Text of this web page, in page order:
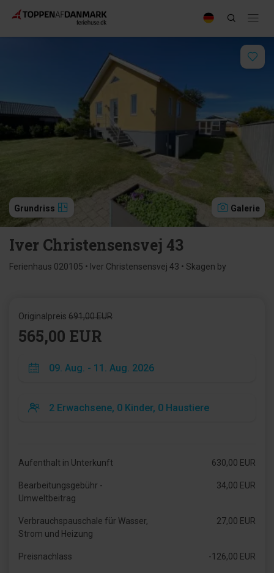
Grundriss Galerie
Iver Christensensvej 43
Ferienhaus 020105 • Iver Christensensvej 43 • Skagen by
Originalpreis 691,00 EUR
565,00 EUR
Aufenthalt in Unterkunft 630,00 EUR
Bearbeitungsgebühr -
Umweltbeitrag
34,00 EUR
Verbrauchspauschale für Wasser,
Strom und Heizung
27,00 EUR
Preisnachlass -126,00 EUR